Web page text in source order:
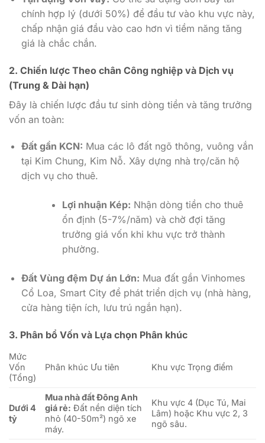
chính hợp lý (dưới 50%) để đầu tư vào khu vực này,
chấp nhận giá đầu vào cao hơn vì tiềm năng tăng
giá là chắc chắn.
2. Chiến lược Theo chân Công nghiệp và Dịch vụ
(Trung & Dài hạn)
Đây là chiến lược đầu tư sinh dòng tiền và tăng trưởng
vốn an toàn:
Đất gần KCN: Mua các lô đất ngõ thông, vuông vắn
tại Kim Chung, Kim Nỗ. Xây dựng nhà trọ/căn hộ
dịch vụ cho thuê.
Lợi nhuận Kép: Nhận dòng tiền cho thuê
ổn định (5-7%/năm) và chờ đợi tăng
trưởng giá vốn khi khu vực trở thành
phường.
Đất Vùng đệm Dự án Lớn: Mua đất gần Vinhomes
Cổ Loa, Smart City để phát triển dịch vụ (nhà hàng,
cửa hàng tiện ích, lưu trú ngắn hạn).
3. Phân bổ Vốn và Lựa chọn Phân khúc
Mức
Vốn
(Tổng)
Phân khúc Ưu tiên Khu vực Trọng điểm
Dưới 4
tỷ
Mua nhà đất Đông Anh
giá rẻ: Đất nền diện tích
nhỏ (40-50m²) ngõ xe
máy.
Khu vực 4 (Dục Tú, Mai
Lâm) hoặc Khu vực 2, 3
ngõ sâu.